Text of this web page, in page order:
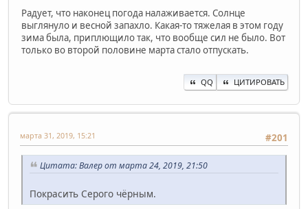
Радует, что наконец погода налаживается. Солнце
выглянуло и весной запахло. Какая-то тяжелая в этом году
зима была, приплющило так, что вообще сил не было. Вот
только во второй половине марта стало отпускать.
QQ ЦИТИРОВАТЬ
#201
марта 31, 2019, 15:21
Цитата: Валер от марта 24, 2019, 21:50
Покрасить Серого чёрным.